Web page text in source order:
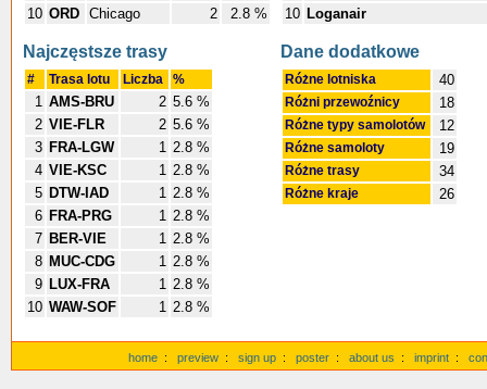
10 ORD Chicago 2 2.8 %
10 Loganair
Najczęstsze trasy
# Trasa lotu Liczba %
1 AMS-BRU 2 5.6 %
2 VIE-FLR 2 5.6 %
3 FRA-LGW 1 2.8 %
4 VIE-KSC 1 2.8 %
5 DTW-IAD 1 2.8 %
6 FRA-PRG 1 2.8 %
7 BER-VIE 1 2.8 %
8 MUC-CDG 1 2.8 %
9 LUX-FRA 1 2.8 %
10 WAW-SOF 1 2.8 %
Dane dodatkowe
Różne lotniska 40
Różni przewoźnicy 18
Różne typy samolotów 12
Różne samoloty 19
Różne trasy 34
Różne kraje 26
home : preview : sign up : poster : about us : imprint :